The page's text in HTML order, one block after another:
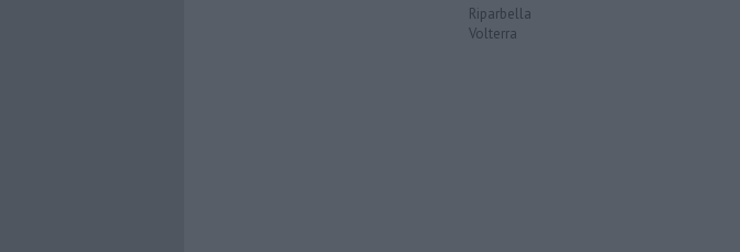
Riparbella
Volterra